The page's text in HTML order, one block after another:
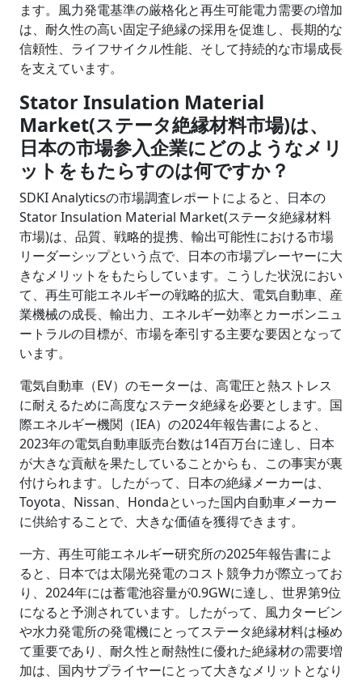
ます。風力発電基準の厳格化と再生可能電力需要の増加
は、耐久性の高い固定子絶縁の採用を促進し、長期的な
信頼性、ライフサイクル性能、そして持続的な市場成長
を支えています。
Stator Insulation Material
Market(ステータ絶縁材料市場)は、
日本の市場参入企業にどのようなメリ
ットをもたらすのは何ですか？
SDKI Analyticsの市場調査レポートによると、日本の
Stator Insulation Material Market(ステータ絶縁材料
市場)は、品質、戦略的提携、輸出可能性における市場
リーダーシップという点で、日本の市場プレーヤーに大
きなメリットをもたらしています。こうした状況におい
て、再生可能エネルギーの戦略的拡大、電気自動車、産
業機械の成長、輸出力、エネルギー効率とカーボンニュ
ートラルの目標が、市場を牽引する主要な要因となって
います。
電気自動車（EV）のモーターは、高電圧と熱ストレス
に耐えるために高度なステータ絶縁を必要とします。国
際エネルギー機関（IEA）の2024年報告書によると、
2023年の電気自動車販売台数は14百万台に達し、日本
が大きな貢献を果たしていることからも、この事実が裏
付けられます。したがって、日本の絶縁メーカーは、
Toyota、Nissan、Hondaといった国内自動車メーカー
に供給することで、大きな価値を獲得できます。
一方、再生可能エネルギー研究所の2025年報告書によ
ると、日本では太陽光発電のコスト競争力が際立ってお
り、2024年には蓄電池容量が0.9GWに達し、世界第9位
になると予測されています。したがって、風力タービン
や水力発電所の発電機にとってステータ絶縁材料は極め
て重要であり、耐久性と耐熱性に優れた絶縁材の需要増
加は、国内サプライヤーにとって大きなメリットとなり